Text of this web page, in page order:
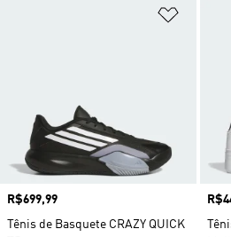
Preço
R$699,99
Tênis de Basquete CRAZY QUICK